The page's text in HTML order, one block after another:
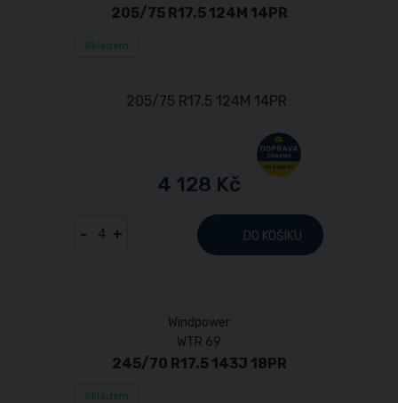
205/75 R17.5 124M 14PR
Skladem
4 128 Kč
- + DO KOŠÍKU
Windpower
WTR 69
245/70 R17.5 143J 18PR
Skladem